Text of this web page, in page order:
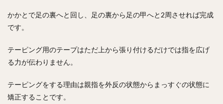
かかとで足の裏へと回し、足の裏から足の甲へと2周させれば完成
です。
テーピング用のテープはただ上から張り付けるだけでは指を広げ
る力が伝わりません。
テーピングをする理由は親指を外反の状態からまっすぐの状態に
矯正することです。